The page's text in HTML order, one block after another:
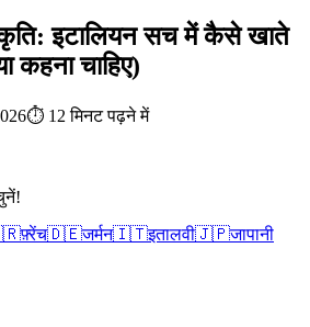
इटालियन सच में कैसे खाते
कहना चाहिए)
⏱ 12 मिनट पढ़ने में
फ़्रेंच🇩🇪जर्मन🇮🇹इतालवी🇯🇵जापानी